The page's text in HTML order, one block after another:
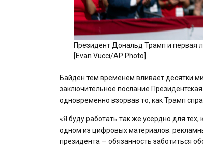
Президент Дональд Трамп и первая
[Evan Vucci/AP Photo]
Байден тем временем вливает десятки
заключительное послание
одновременно взорвав то, как Трамп
«Я буду работать так же усердно для
одном из цифровых материалов.
президента — обязанность заботиться